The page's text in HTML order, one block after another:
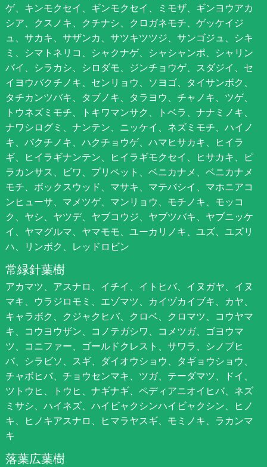
ゲ、キンモクセイ、ギンモクセイ、ミモザ、ギンヨウアカ
シア、クスノキ、クチナシ、クロガネモチ、ゲッケイジ
ュ、サカキ、サザンカ、サツキツツジ、サンゴジュ、シキ
ミ、シマトネリコ、シャクナゲ、シャシャンポ、シャリン
バイ、シラカシ、シロダモ、ジンチョウゲ、スダジイ、セ
イヨウバクチノキ、センリョウ、ソヨゴ、タイサンボク、
タチカンツバキ、タブノキ、タラヨウ、チャノキ、ツゲ、
トウネズミモチ、トキワマンサク、トベラ、ナナミノキ、
ナワシログミ、ナンテン、ニッケイ、ネズミモチ、ハイノ
キ、バクチノキ、ハクチョウゲ、ハマヒサカキ、ヒイラ
ギ、ヒイラギナンテン、ヒイラギモクセイ、ヒサカキ、ピ
ラカンサス、ビワ、プリペット、ベニカナメ、ベニカナメ
モチ、ボックスウッド、マサキ、マテバシイ、マホニアコ
ンヒューサ、マメツゲ、マンリョウ、モチノキ、モッコ
ク、ヤシ、ヤツデ、ヤブコウジ、ヤブツバキ、ヤブニッケ
イ、ヤマグルマ、ヤマモモ、ユーカリノキ、ユズ、ユズリ
ハ、リンボク、レッドロビン
常緑針葉樹
アカマツ、アスナロ、イチイ、イトヒバ、イヌガヤ、イヌ
マキ、ウラジロモミ、エゾマツ、カイヅカイブキ、カヤ、
キャラボク、クジャクヒバ、クロベ、クロマツ、コウヤマ
キ、コウヨウザン、コノテガシワ、コメツガ、ゴヨウマ
ツ、コニファー、ゴールドクレスト、サワラ、シノブヒ
バ、シラビソ、スギ、ダイオウショウ、タギョウショウ、
チャボヒバ、チョウセンマキ、ツガ、テーダマツ、ドイ、
ツトウヒ、トウヒ、ナギナギ、ペディアニオイヒバ、ネズ
ミサシ、ハイネズ、ハイビャクシンハイビャクシン、ヒノ
キ、ヒノキアスナロ、ヒマラヤスギ、モミノキ、ラカンマ
キ
落葉広葉樹